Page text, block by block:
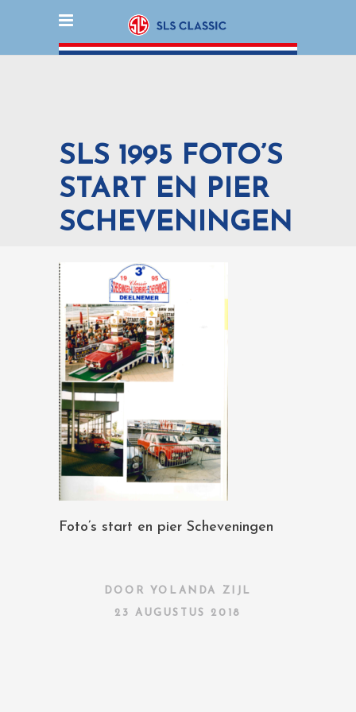
SLS 1995 FOTO’S
START EN PIER
SCHEVENINGEN
Foto’s start en pier Scheveningen
DOOR YOLANDA ZIJL
23 AUGUSTUS 2018